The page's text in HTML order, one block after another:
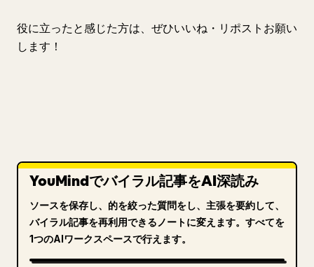
役に立ったと感じた方は、ぜひいいね・リポストお願い
します！
YouMindでバイラル記事をAI深読み
ソースを保存し、的を絞った質問をし、主張を要約して、
バイラル記事を再利用できるノートに変えます。すべてを
1つのAIワークスペースで行えます。